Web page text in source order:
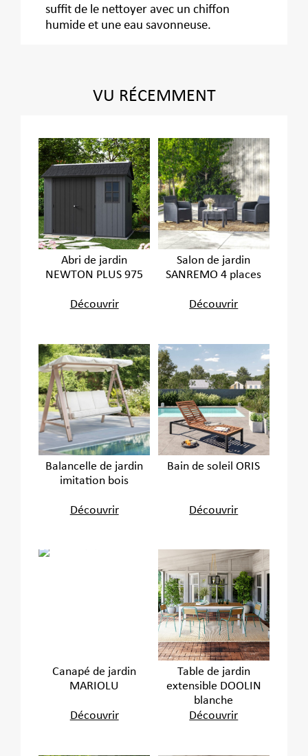
suffit de le nettoyer avec un chiffon
humide et une eau savonneuse.
VU RÉCEMMENT
Abri de jardin
NEWTON PLUS 975
Découvrir
Salon de jardin
SANREMO 4 places
Découvrir
Balancelle de jardin
imitation bois
Découvrir
Bain de soleil ORIS
Découvrir
Canapé de jardin
MARIOLU
Découvrir
Table de jardin
extensible DOOLIN
blanche
Découvrir